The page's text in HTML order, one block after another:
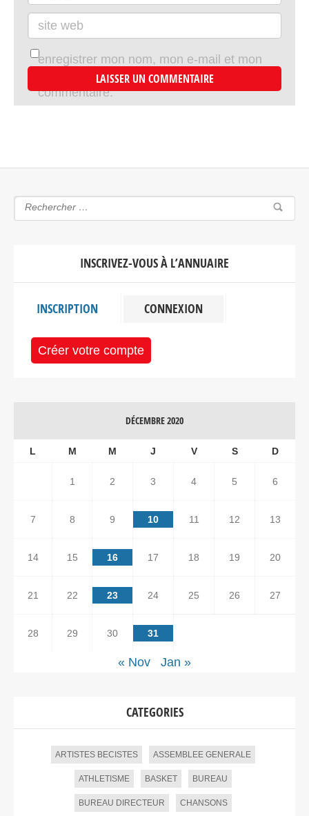
site web
enregistrer mon nom, mon e-mail et mon
site dans le navigateur pour mon prochain
commentaire.
INSCRIVEZ-VOUS À L’ANNUAIRE
INSCRIPTION CONNEXION
Créer votre compte
DÉCEMBRE 2020
L M M J V S D
1 2 3 4 5 6
7 8 9 10 11 12 13
14 15 16 17 18 19 20
21 22 23 24 25 26 27
28 29 30 31
« Nov Jan »
CATEGORIES
ARTISTES BECISTES ASSEMBLEE GENERALE
ATHLETISME BASKET BUREAU
BUREAU DIRECTEUR CHANSONS